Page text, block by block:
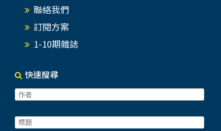
聯絡我們
訂閱方案
1-10期雜誌
快速搜尋